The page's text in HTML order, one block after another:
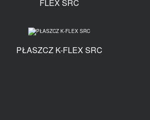
FLEX SRC
PŁASZCZ K-FLEX SRC